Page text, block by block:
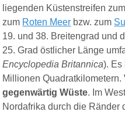
liegenden Küstenstreifen zum
zum Roten Meer bzw. zum
19. und 38. Breitengrad und
25. Grad östlicher Länge
Encyclopedia Britannica). Es
Millionen Quadratkilometern.
gegenwärtigWüste. Im
Nordafrika durch die Ränder